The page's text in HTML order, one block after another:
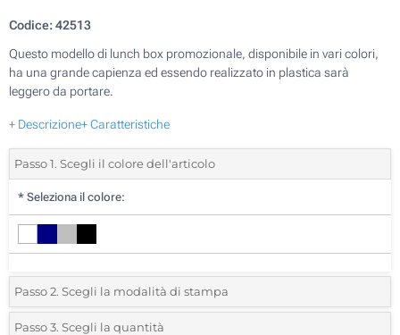
Codice:42513
Questo modello di lunch box promozionale, disponibile in vari colori,
ha una grande capienza ed essendo realizzato in plastica sarà
leggero da portare.
+ Descrizione+ Caratteristiche
Passo 1. Scegli il colore dell'articolo
* Seleziona il colore:
Passo 2. Scegli la modalità di stampa
*Seleziona la posizione di stampa e il colore del vostro logo:
Passo 3. Scegli la quantità